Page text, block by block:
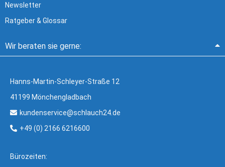
Newsletter
Ratgeber & Glossar
Wir beraten sie gerne:
Hanns-Martin-Schleyer-Straße 12
41199 Mönchengladbach
kundenservice@schlauch24.de
+49 (0) 2166 6216600
Bürozeiten: